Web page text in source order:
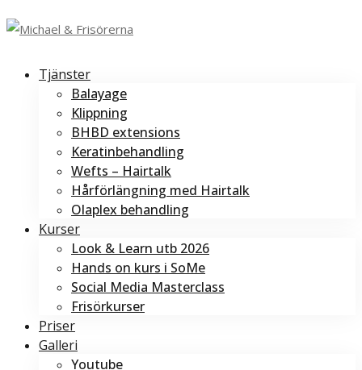
Tjänster
Balayage
Klippning
BHBD extensions
Keratinbehandling
Wefts – Hairtalk
Hårförlängning med Hairtalk
Olaplex behandling
Kurser
Look & Learn utb 2026
Hands on kurs i SoMe
Social Media Masterclass
Frisörkurser
Priser
Galleri
Youtube